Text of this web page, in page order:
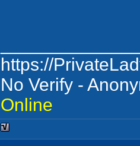
https://
No Verify -
Online